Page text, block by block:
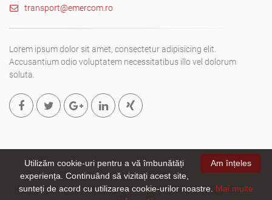
transport@emercom.ro
Lorem ipsum dolor sit amet, consectetur adipisicing elit.
Accusantium odio voluptatem necessitatibus illo vel dolorum
soluta.
Copyright © 2019. All rights reservedEmer-Com SRL.
- site creat
Am înțeles
Utilizăm cookie-uri pentru a vă îmbunătăți
experiența. Continuând să vizitați acest site,
sunteți de acord cu utilizarea cookie-urilor noastre. Mai multe